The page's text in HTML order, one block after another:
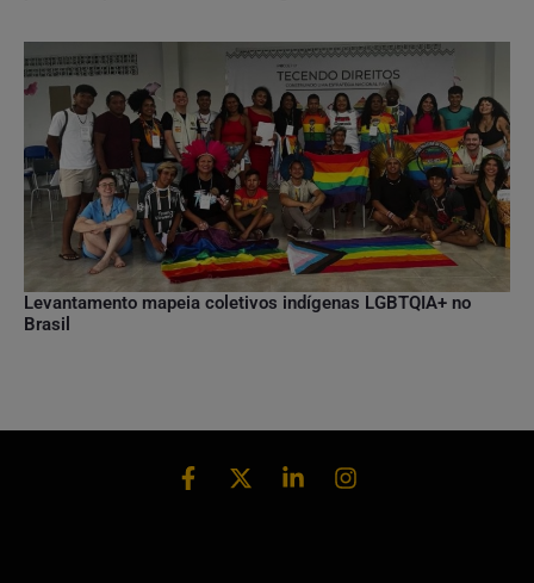
Levantamento mapeia coletivos indígenas LGBTQIA+ no
Brasil